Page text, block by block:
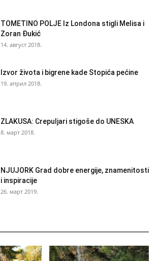
TOMETINO POLJE Iz Londona stigli Melisa i
Zoran Đukić
14. август 2018.
Izvor života i bigrene kade Stopića pećine
19. април 2018.
ZLAKUSA: Crepuljari stigoše do UNESKA
8. март 2018.
NJUJORK Grad dobre energije, znamenitosti
i inspiracije
26. март 2019.